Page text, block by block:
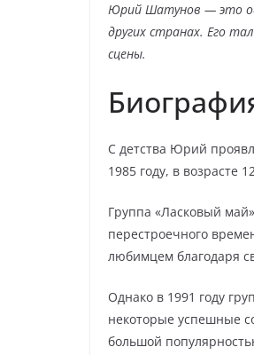
Юрий Шатунов — это
других странах. Его
сцены.
С детства Юрий
1985 году, в возрасте
Группа «Ласковый
перестроечного
любимцем благодаря
Однако в 1991 году
некоторые успешные
большой